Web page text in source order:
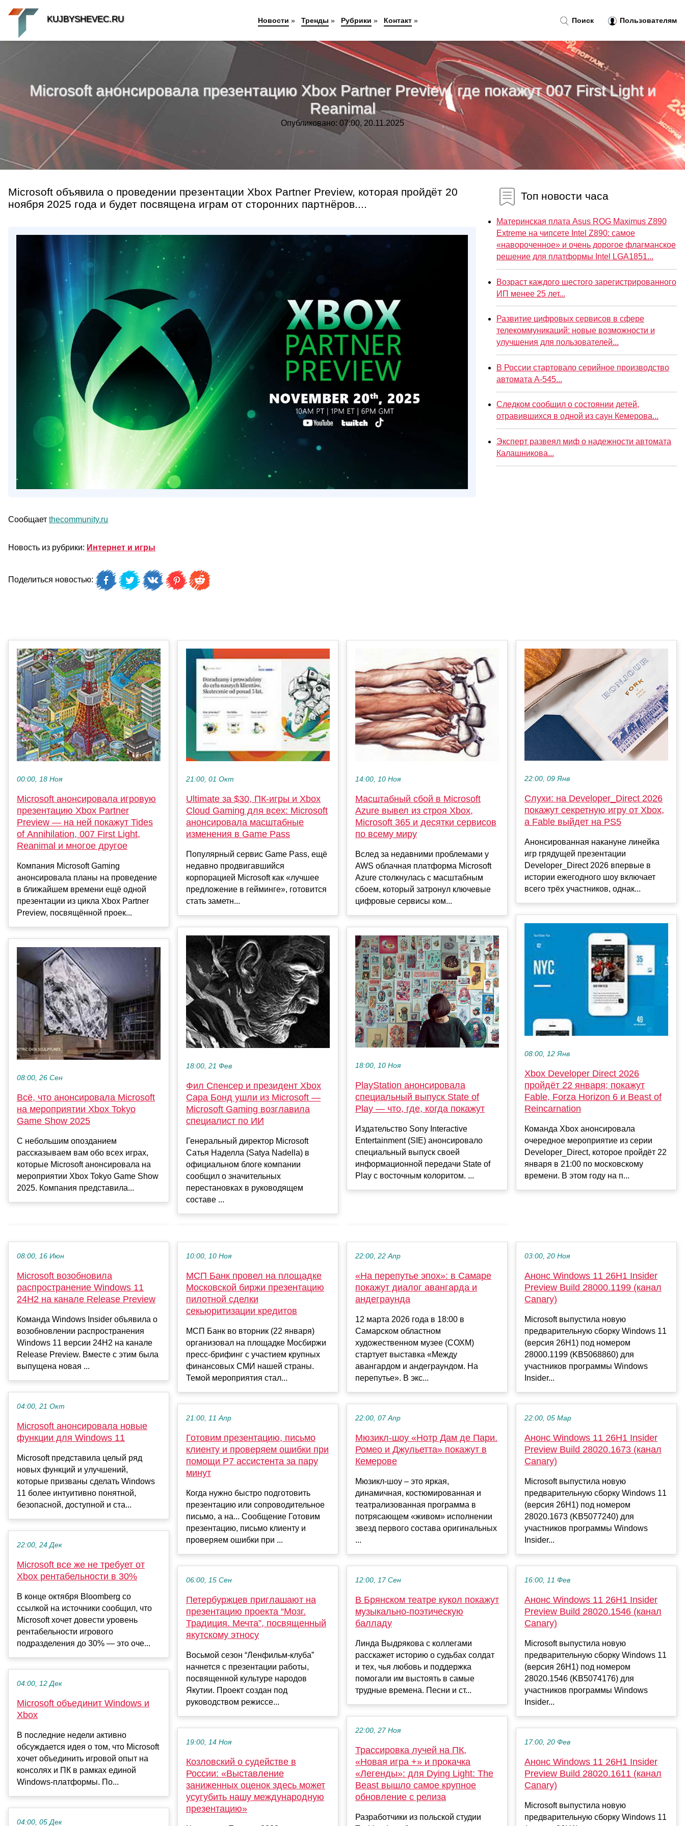
Microsoft анонсировала презентацию Xbox Partner Preview, где покажут 007 First Light и
Reanimal
Опубликовано: 07:00, 20.11.2025
Microsoft объявила о проведении презентации Xbox Partner Preview, которая пройдёт 20
ноября 2025 года и будет посвящена играм от сторонних партнёров....
Сообщает thecommunity.ru
Новость из рубрики: Интернет и игры
Поделиться новостью:
Топ новости часа
Материнская плата Asus ROG Maximus Z890
Extreme на чипсете Intel Z890: самое
«навороченное» и очень дорогое флагманское
решение для платформы Intel LGA1851...
Возраст каждого шестого зарегистрированного
ИП менее 25 лет...
Развитие цифровых сервисов в сфере
телекоммуникаций: новые возможности и
улучшения для пользователей...
В России стартовало серийное производство
автомата А-545...
Следком сообщил о состоянии детей,
отравившихся в одной из саун Кемерова...
Эксперт развеял миф о надежности автомата
Калашникова...
00:00, 18 Ноя
Microsoft анонсировала игровую
презентацию Xbox Partner
Preview — на ней покажут Tides
of Annihilation, 007 First Light,
Reanimal и многое другое
Компания Microsoft Gaming
анонсировала планы на проведение
в ближайшем времени ещё одной
презентации из цикла Xbox Partner
Preview, посвящённой проек...
08:00, 26 Сен
Всё, что анонсировала Microsoft
на мероприятии Xbox Tokyo
Game Show 2025
С небольшим опозданием
рассказываем вам обо всех играх,
которые Microsoft анонсировала на
мероприятии Xbox Tokyo Game Show
2025. Компания представила...
21:00, 01 Окт
Ultimate за $30, ПК-игры и Xbox
Cloud Gaming для всех: Microsoft
анонсировала масштабные
изменения в Game Pass
Популярный сервис Game Pass, ещё
недавно продвигавшийся
корпорацией Microsoft как «лучшее
предложение в гейминге», готовится
стать заметн...
18:00, 21 Фев
Фил Спенсер и президент Xbox
Сара Бонд ушли из Microsoft —
Microsoft Gaming возглавила
специалист по ИИ
Генеральный директор Microsoft
Сатья Наделла (Satya Nadella) в
официальном блоге компании
сообщил о значительных
перестановках в руководящем
составе ...
14:00, 10 Ноя
Масштабный сбой в Microsoft
Azure вывел из строя Xbox,
Microsoft 365 и десятки сервисов
по всему миру
Вслед за недавними проблемами у
AWS облачная платформа Microsoft
Azure столкнулась с масштабным
сбоем, который затронул ключевые
цифровые сервисы ком...
18:00, 10 Ноя
PlayStation анонсировала
специальный выпуск State of
Play — что, где, когда покажут
Издательство Sony Interactive
Entertainment (SIE) анонсировало
специальный выпуск своей
информационной передачи State of
Play c восточным колоритом. ...
22:00, 09 Янв
Слухи: на Developer_Direct 2026
покажут секретную игру от Xbox,
а Fable выйдет на PS5
Анонсированная накануне линейка
игр грядущей презентации
Developer_Direct 2026 впервые в
истории ежегодного шоу включает
всего трёх участников, однак...
08:00, 12 Янв
Xbox Developer Direct 2026
пройдёт 22 января; покажут
Fable, Forza Horizon 6 и Beast of
Reincarnation
Команда Xbox анонсировала
очередное мероприятие из серии
Developer_Direct, которое пройдёт 22
января в 21:00 по московскому
времени. В этом году на п...
08:00, 16 Июн
Microsoft возобновила
распространение Windows 11
24H2 на канале Release Preview
Команда Windows Insider объявила о
возобновлении распространения
Windows 11 версии 24H2 на канале
Release Preview. Вместе с этим была
выпущена новая ...
04:00, 21 Окт
Microsoft анонсировала новые
функции для Windows 11
Microsoft представила целый ряд
новых функций и улучшений,
которые призваны сделать Windows
11 более интуитивно понятной,
безопасной, доступной и ста...
22:00, 24 Дек
Microsoft все же не требует от
Xbox рентабельности в 30%
В конце октября Bloomberg со
ссылкой на источники сообщил, что
Microsoft хочет довести уровень
рентабельности игрового
подразделения до 30% — это оче...
04:00, 12 Дек
Microsoft объединит Windows и
Xbox
В последние недели активно
обсуждается идея о том, что Microsoft
хочет объединить игровой опыт на
консолях и ПК в рамках единой
Windows-платформы. По...
04:00, 05 Дек
10:00, 10 Ноя
МСП Банк провел на площадке
Московской биржи презентацию
пилотной сделки
секьюритизации кредитов
МСП Банк во вторник (22 января)
организовал на площадке Мосбиржи
пресс-брифинг с участием крупных
финансовых СМИ нашей страны.
Темой мероприятия стал...
21:00, 11 Апр
Готовим презентацию, письмо
клиенту и проверяем ошибки при
помощи Р7 ассистента за пару
минут
Когда нужно быстро подготовить
презентацию или сопроводительное
письмо, а на... Сообщение Готовим
презентацию, письмо клиенту и
проверяем ошибки при ...
06:00, 15 Сен
Петербуржцев приглашают на
презентацию проекта “Мозг.
Традиция. Мечта”, посвященный
якутскому этносу
Восьмой сезон “Ленфильм-клуба”
начнется с презентации работы,
посвященной культуре народов
Якутии. Проект создан под
руководством режиссе...
19:00, 14 Ноя
Козловский о судействе в
России: «Выставление
заниженных оценок здесь может
усугубить нашу международную
презентацию»
22:00, 22 Апр
«На перепутье эпох»: в Самаре
покажут диалог авангарда и
андеграунда
12 марта 2026 года в 18:00 в
Самарском областном
художественном музее (СОХМ)
стартует выставка «Между
авангардом и андеграундом. На
перепутье». В экс...
22:00, 07 Апр
Мюзикл-шоу «Нотр Дам де Пари.
Ромео и Джульетта» покажут в
Кемерове
Мюзикл-шоу – это яркая,
динамичная, костюмированная и
театрализованная программа в
потрясающем «живом» исполнении
звезд первого состава оригинальных
...
12:00, 17 Сен
В Брянском театре кукол покажут
музыкально-поэтическую
балладу
Линда Выдрякова с коллегами
расскажет историю о судьбах солдат
и тех, чья любовь и поддержка
помогали им выстоять в самые
трудные времена. Песни и ст...
22:00, 27 Ноя
Трассировка лучей на ПК,
«Новая игра +» и прокачка
«Легенды»: для Dying Light: The
Beast вышло самое крупное
обновление с релиза
Разработчики из польской студии
03:00, 20 Ноя
Анонс Windows 11 26H1 Insider
Preview Build 28000.1199 (канал
Canary)
Microsoft выпустила новую
предварительную сборку Windows 11
(версия 26H1) под номером
28000.1199 (KB5068860) для
участников программы Windows
Insider...
22:00, 05 Мар
Анонс Windows 11 26H1 Insider
Preview Build 28020.1673 (канал
Canary)
Microsoft выпустила новую
предварительную сборку Windows 11
(версия 26H1) под номером
28020.1673 (KB5077240) для
участников программы Windows
Insider...
16:00, 11 Фев
Анонс Windows 11 26H1 Insider
Preview Build 28020.1546 (канал
Canary)
Microsoft выпустила новую
предварительную сборку Windows 11
(версия 26H1) под номером
28020.1546 (KB5074176) для
участников программы Windows
Insider...
17:00, 20 Фев
Анонс Windows 11 26H1 Insider
Preview Build 28020.1611 (канал
Canary)
Microsoft выпустила новую
предварительную сборку Windows 11
Поиск Пользователям
KUJBYSHEVEC.RU Новости » Тренды » Рубрики » Контакт»